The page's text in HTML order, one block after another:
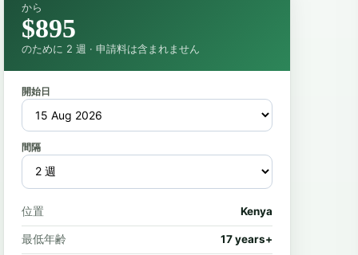
から
$895
のために 2 週 · 申請料は含まれません
開始日
間隔
位置 Kenya
最低年齢 17 years+